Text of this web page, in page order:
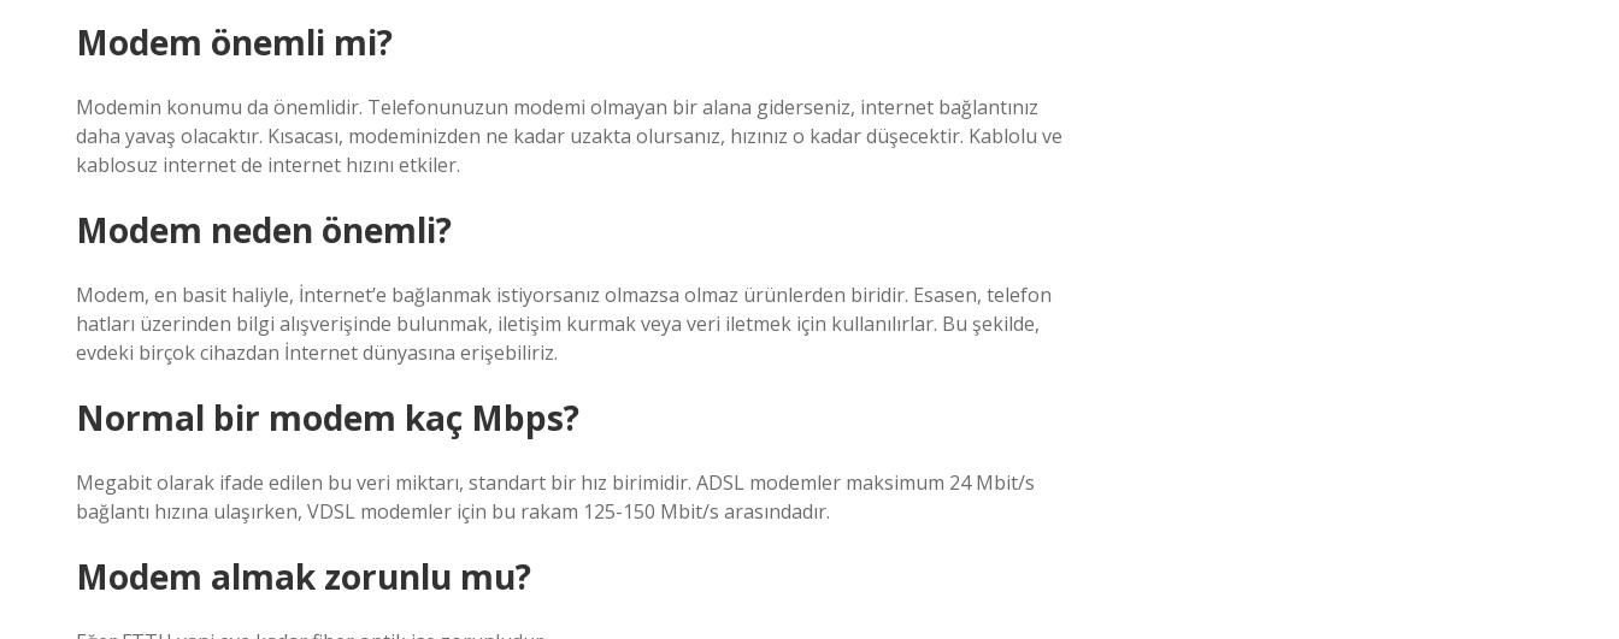
Modem önemli mi?
Modemin konumu da önemlidir. Telefonunuzun modemi olmayan bir alana giderseniz, internet bağlantınız
daha yavaş olacaktır. Kısacası, modeminizden ne kadar uzakta olursanız, hızınız o kadar düşecektir. Kablolu ve
kablosuz internet de internet hızını etkiler.
Modem neden önemli?
Modem, en basit haliyle, İnternet’e bağlanmak istiyorsanız olmazsa olmaz ürünlerden biridir. Esasen, telefon
hatları üzerinden bilgi alışverişinde bulunmak, iletişim kurmak veya veri iletmek için kullanılırlar. Bu şekilde,
evdeki birçok cihazdan İnternet dünyasına erişebiliriz.
Normal bir modem kaç Mbps?
Megabit olarak ifade edilen bu veri miktarı, standart bir hız birimidir. ADSL modemler maksimum 24 Mbit/s
bağlantı hızına ulaşırken, VDSL modemler için bu rakam 125-150 Mbit/s arasındadır.
Modem almak zorunlu mu?